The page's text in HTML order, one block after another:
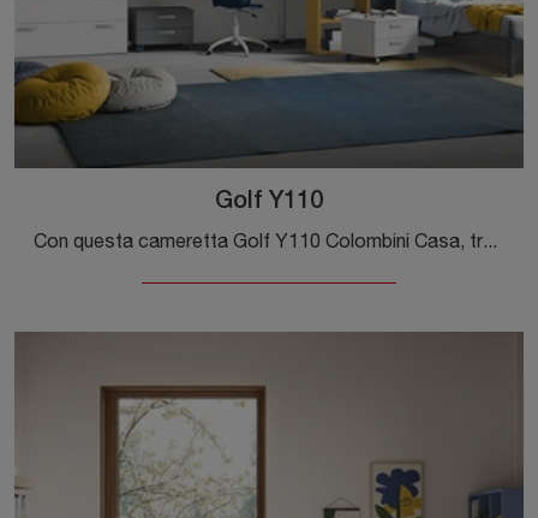
Golf Y110
Con questa cameretta Golf Y110 Colombini Casa, tra le soluzioni a ponte, potrai ammobiliare stanze moderne per ragazzi.